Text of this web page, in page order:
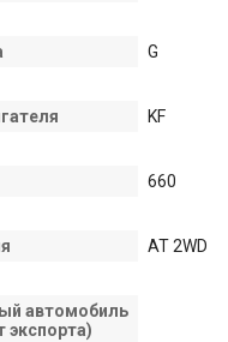
G
KF
660
AT 2WD
автомобиль
экспорта)